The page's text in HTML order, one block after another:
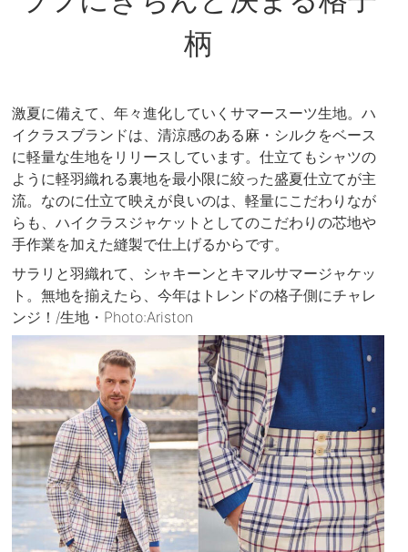
柄
激夏に備えて、年々進化していくサマースーツ生地。ハ
イクラスブランドは、清涼感のある麻・シルクをベース
に軽量な生地をリリースしています。仕立てもシャツの
ように軽羽織れる裏地を最小限に絞った盛夏仕立てが主
流。なのに仕立て映えが良いのは、軽量にこだわりなが
らも、ハイクラスジャケットとしてのこだわりの芯地や
手作業を加えた縫製で仕上げるからです。
サラリと羽織れて、シャキーンとキマルサマージャケッ
ト。無地を揃えたら、今年はトレンドの格子側にチャレ
ンジ！/生地・Photo:Ariston